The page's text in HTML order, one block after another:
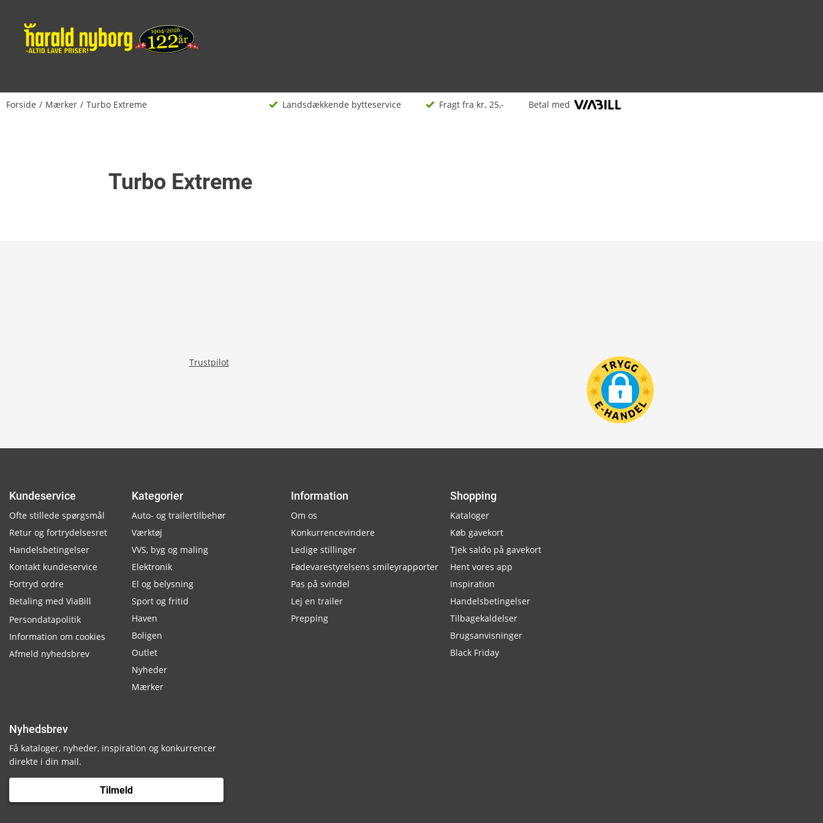
Forside Mærker Turbo Extreme Landsdækkende bytteservice Fragt fra kr. 25,- Betal med
Turbo Extreme
Trustpilot
Kundeservice
Ofte stillede spørgsmål
Retur og fortrydelsesret
Handelsbetingelser
Kontakt kundeservice
Fortryd ordre
Betaling med ViaBill
Persondatapolitik
Information om cookies
Afmeld nyhedsbrev
Kategorier
Auto- og trailertilbehør
Værktøj
VVS, byg og maling
Elektronik
El og belysning
Sport og fritid
Haven
Boligen
Outlet
Nyheder
Mærker
Information
Om os
Konkurrencevindere
Ledige stillinger
Fødevarestyrelsens smileyrapporter
Pas på svindel
Lej en trailer
Prepping
Shopping
Kataloger
Køb gavekort
Tjek saldo på gavekort
Hent vores app
Inspiration
Handelsbetingelser
Tilbagekaldelser
Brugsanvisninger
Black Friday
Nyhedsbrev
Få kataloger, nyheder, inspiration og konkurrencer
direkte i din mail.
Tilmeld